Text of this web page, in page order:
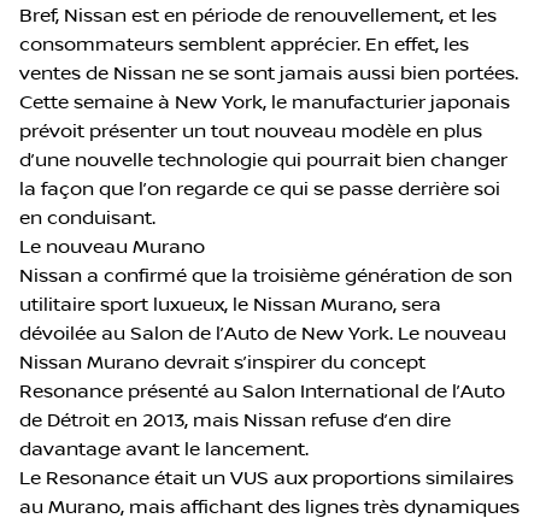
Bref, Nissan est en période de renouvellement, et les
consommateurs semblent apprécier. En effet, les
ventes de Nissan ne se sont jamais aussi bien portées.
Cette semaine à New York, le manufacturier japonais
prévoit présenter un tout nouveau modèle en plus
d’une nouvelle technologie qui pourrait bien changer
la façon que l’on regarde ce qui se passe derrière soi
en conduisant.
Le nouveau Murano
Nissan a confirmé que la troisième génération de son
utilitaire sport luxueux, le Nissan Murano, sera
dévoilée au Salon de l’Auto de New York. Le nouveau
Nissan Murano devrait s’inspirer du concept
Resonance présenté au Salon International de l’Auto
de Détroit en 2013, mais Nissan refuse d’en dire
davantage avant le lancement.
Le Resonance était un VUS aux proportions similaires
au Murano, mais affichant des lignes très dynamiques